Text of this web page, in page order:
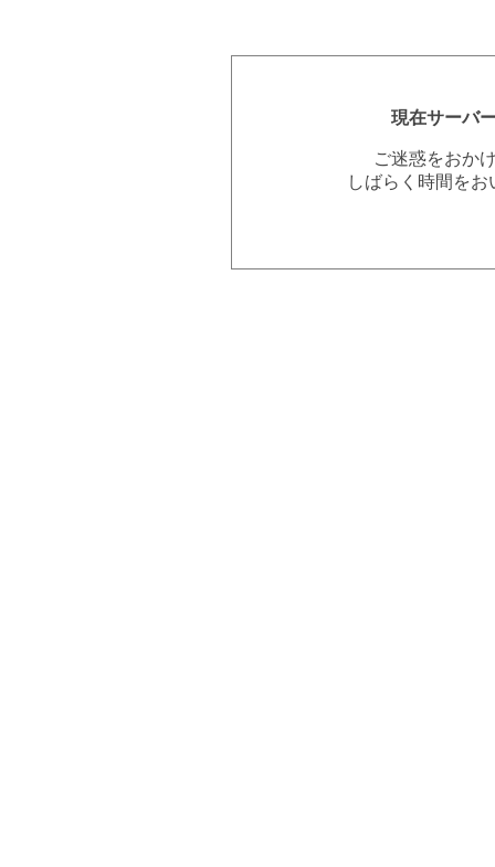
現在サーバ
ご迷惑をおか
しばらく時間を